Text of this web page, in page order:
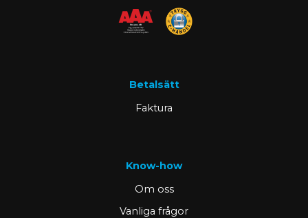
Betalsätt
Faktura
Know-how
Om oss
Vanliga frågor